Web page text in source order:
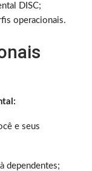
DISC;
operacionais.
e seus
dependentes;